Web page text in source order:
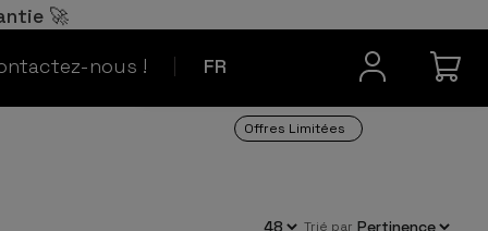
🚀
FR
nous !
Contact
Offres Limitées
trié par